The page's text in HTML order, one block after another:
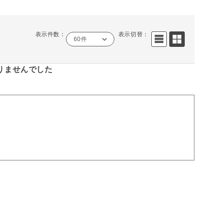
表示件数：
60件
表示切替：
ませんでした